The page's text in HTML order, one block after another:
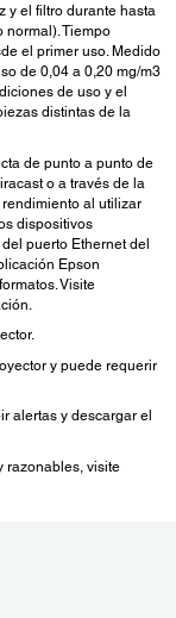
y el filtro durante hasta
normal). Tiempo
el primer uso. Medido
de 0,04 a 0,20 mg/m3
de uso y el
distintas de la
de punto a punto de
o a través de la
al utilizar
dispositivos
puerto Ethernet del
Epson
Visite
y puede requerir
alertas y descargar el
razonables, visite